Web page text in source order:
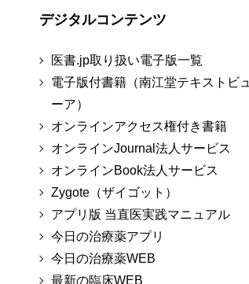
デジタルコンテンツ
医書.jp取り扱い電子版一覧
電子版付書籍（南江堂テキストビュ
ーア）
オンラインアクセス権付き書籍
オンラインJournal法人サービス
オンラインBook法人サービス
Zygote（ザイゴット）
アプリ版 当直医実践マニュアル
今日の治療薬アプリ
今日の治療薬WEB
最新の臨床WEB